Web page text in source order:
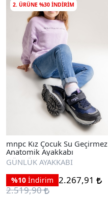
2. ÜRÜNE %30 INDIRIM
mnpc Kız Çocuk Su Geçirmez
Anatomik Ayakkabı
GÜNLÜK AYAKKABI
%10 İndirim 2.267,91
2.519,90